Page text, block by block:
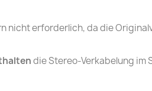
erforderlich, da die
die Stereo-Verkabelung im